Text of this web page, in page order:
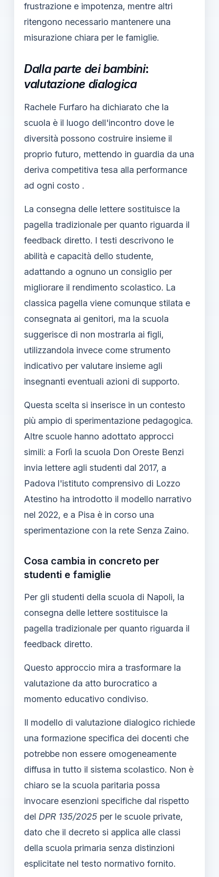
frustrazione e impotenza, mentre altri
ritengono necessario mantenere una
misurazione chiara per le famiglie.
Dalla parte dei bambini:
valutazione dialogica
Rachele Furfaro ha dichiarato che la
scuola è il luogo dell'incontro dove le
diversità possono costruire insieme il
proprio futuro, mettendo in guardia da una
deriva competitiva tesa alla performance
ad ogni costo .
La consegna delle lettere sostituisce la
pagella tradizionale per quanto riguarda il
feedback diretto. I testi descrivono le
abilità e capacità dello studente,
adattando a ognuno un consiglio per
migliorare il rendimento scolastico. La
classica pagella viene comunque stilata e
consegnata ai genitori, ma la scuola
suggerisce di non mostrarla ai figli,
utilizzandola invece come strumento
indicativo per valutare insieme agli
insegnanti eventuali azioni di supporto.
Questa scelta si inserisce in un contesto
più ampio di sperimentazione pedagogica.
Altre scuole hanno adottato approcci
simili: a Forlì la scuola Don Oreste Benzi
invia lettere agli studenti dal 2017, a
Padova l'istituto comprensivo di Lozzo
Atestino ha introdotto il modello narrativo
nel 2022, e a Pisa è in corso una
sperimentazione con la rete Senza Zaino.
Cosa cambia in concreto per
studenti e famiglie
Per gli studenti della scuola di Napoli, la
consegna delle lettere sostituisce la
pagella tradizionale per quanto riguarda il
feedback diretto.
Questo approccio mira a trasformare la
valutazione da atto burocratico a
momento educativo condiviso.
Il modello di valutazione dialogico richiede
una formazione specifica dei docenti che
potrebbe non essere omogeneamente
diffusa in tutto il sistema scolastico. Non è
chiaro se la scuola paritaria possa
invocare esenzioni specifiche dal rispetto
del DPR 135/2025 per le scuole private,
dato che il decreto si applica alle classi
della scuola primaria senza distinzioni
esplicitate nel testo normativo fornito.